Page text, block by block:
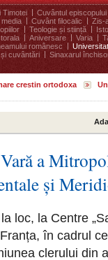
Timotei
Cuvântul episcopului
media Cuvânt filocalic
Zis-
Teologie și stiință
Aniversare Varia
românesc
cuvântări
Sinaxarul
crestin ortodoxa
a
și
loc, la Centre
în cadrul
clerului din